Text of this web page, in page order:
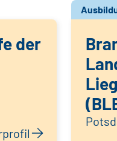
der